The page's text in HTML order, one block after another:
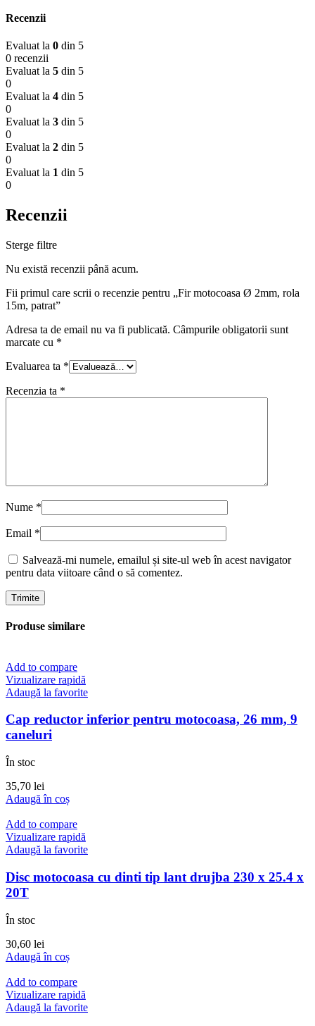
Recenzii
Evaluat la 0 din 5
0 recenzii
Evaluat la 5 din 5
0
Evaluat la 4 din 5
0
Evaluat la 3 din 5
0
Evaluat la 2 din 5
0
Evaluat la 1 din 5
0
Recenzii
Sterge filtre
Nu există recenzii până acum.
Fii primul care scrii o recenzie pentru „Fir motocoasa Ø 2mm, rola
15m, patrat”
Adresa ta de email nu va fi publicată. Câmpurile obligatorii sunt
marcate cu *
Evaluarea ta *
Recenzia ta *
Nume *
Email *
Salvează-mi numele, emailul și site-ul web în acest navigator
pentru data viitoare când o să comentez.
Produse similare
Add to compare
Vizualizare rapidă
Adaugă la favorite
Cap reductor inferior pentru motocoasa, 26 mm, 9
caneluri
În stoc
35,70 lei
Adaugă în coș
Add to compare
Vizualizare rapidă
Adaugă la favorite
Disc motocoasa cu dinti tip lant drujba 230 x 25.4 x
20T
În stoc
30,60 lei
Adaugă în coș
Add to compare
Vizualizare rapidă
Adaugă la favorite